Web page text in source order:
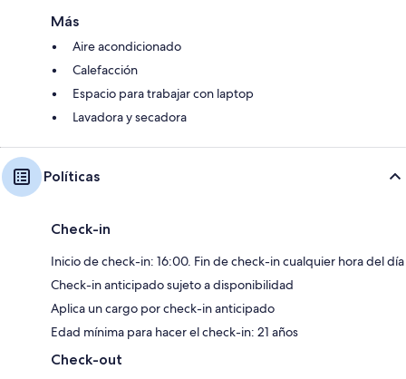
Más
Aire acondicionado
Calefacción
Espacio para trabajar con laptop
Lavadora y secadora
Políticas
Check-in
Inicio de check-in: 16:00. Fin de check-in cualquier hora del día
Check-in anticipado sujeto a disponibilidad
Aplica un cargo por check-in anticipado
Edad mínima para hacer el check-in: 21 años
Check-out